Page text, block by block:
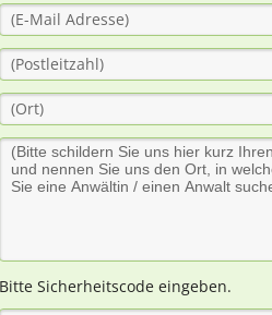
Bitte Sicherheitscode eingeben.